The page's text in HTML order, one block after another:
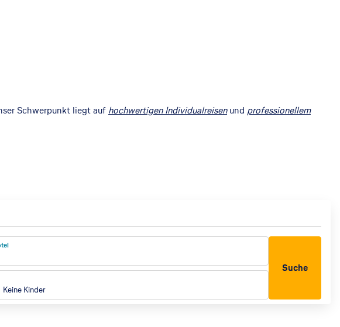
Schwerpunkt liegt auf hochwertigen Individualreisenund professionellem
Keine Kinder
Suche